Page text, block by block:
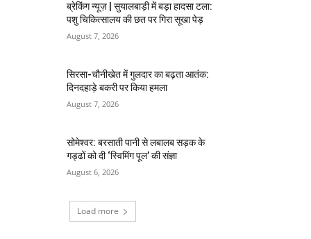
ब्रेकिंग न्यूज़ | सुयालबाड़ी में बड़ा हादसा टला:
पशु चिकित्सालय की छत पर गिरा सूखा पेड़
August 7, 2026
सिरसा-चौनीखेत में गुलदार का बढ़ता आतंक:
दिनदहाड़े बकरी पर किया हमला
August 7, 2026
सोमेश्वर: बरसाती पानी से लबालब सड़क के
गड्ढों को दी ‘स्विमिंग पूल’ की संज्ञा
August 6, 2026
Load more